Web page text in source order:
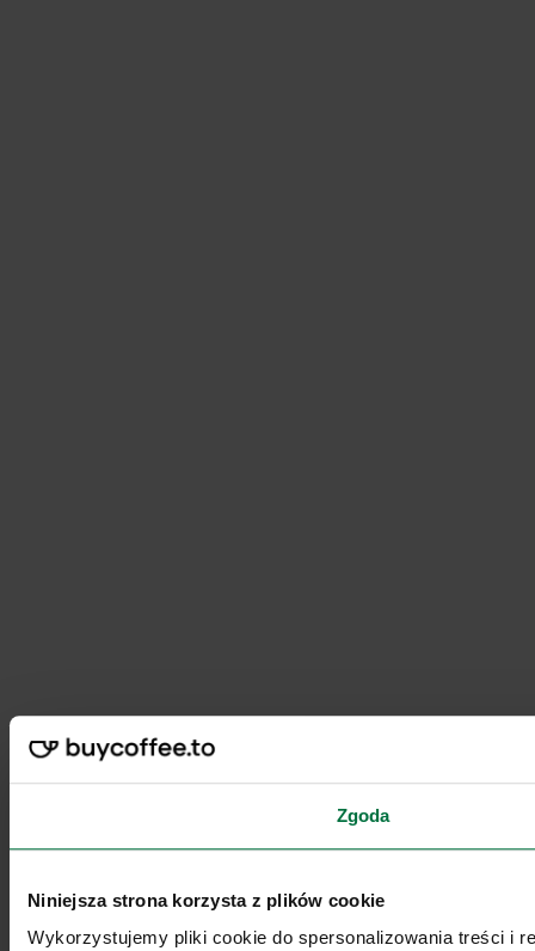
Zgoda
Niniejsza strona korzysta z plików cookie
Wykorzystujemy pliki cookie do spersonalizowania treści i